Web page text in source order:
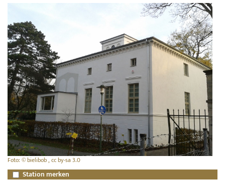
Foto: © bielibob , cc by-sa 3.0
Station merken